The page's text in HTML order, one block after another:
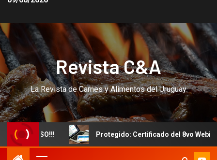
Revista C&A
La Revista de Carnes y Alimentos del Uruguay
CURSO!!! Protegido: Certificado del 8vo Webinar